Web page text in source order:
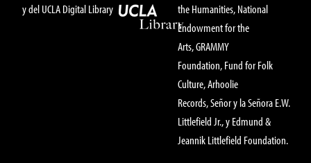
y del UCLA Digital Library
the Humanities, National
Endowment for the
Arts, GRAMMY
Foundation, Fund for Folk
Culture, Arhoolie
Records, Señor y la Señora E.W.
Littlefield Jr., y Edmund &
Jeannik Littlefield Foundation.